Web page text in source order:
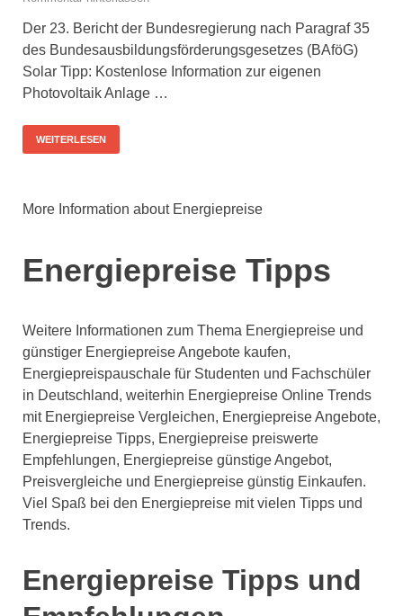
Der 23. Bericht der Bundesregierung nach Paragraf 35
des Bundesausbildungsförderungsgesetzes (BAföG)
Solar Tipp: Kostenlose Information zur eigenen
Photovoltaik Anlage …
WEITERLESEN
More Information about Energiepreise
Energiepreise Tipps
Weitere Informationen zum Thema Energiepreise und
günstiger Energiepreise Angebote kaufen,
Energiepreispauschale für Studenten und Fachschüler
in Deutschland, weiterhin Energiepreise Online Trends
mit Energiepreise Vergleichen, Energiepreise Angebote,
Energiepreise Tipps, Energiepreise preiswerte
Empfehlungen, Energiepreise günstige Angebot,
Preisvergleiche und Energiepreise günstig Einkaufen.
Viel Spaß bei den Energiepreise mit vielen Tipps und
Trends.
Energiepreise Tipps und